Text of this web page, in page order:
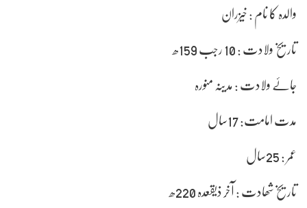
والدہ کا نام : خیزران
تاریخ ولادت : 10 رجب 159ھ
جائے ولادت : مدینہ منورہ
مدت امامت: 17سال
عمر : 25سال
تاریخ شھادت : آخر ذیقعدہ 220ھ